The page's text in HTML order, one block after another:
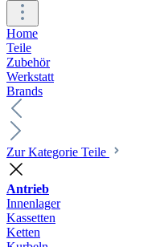
Home
Teile
Zubehör
Werkstatt
Brands
Zur Kategorie Teile
Antrieb
Innenlager
Kassetten
Ketten